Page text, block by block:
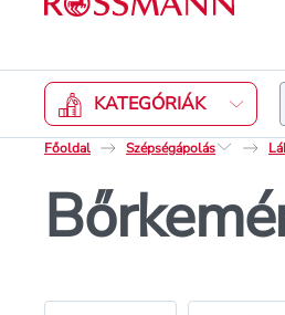
KATEGÓRIÁK
Főoldal Szépségápolás